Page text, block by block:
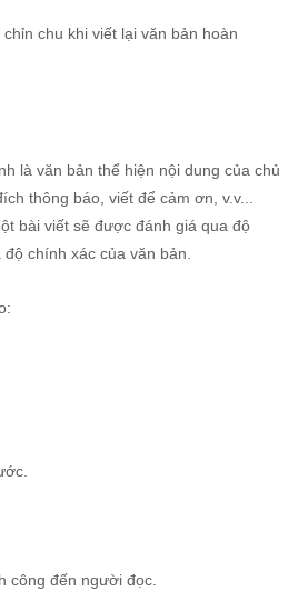
chu khi viết lại văn bản hoàn
là văn bản thể hiện nội dung của chủ
thông báo, viết để cảm ơn, v.v...
bài viết sẽ được đánh giá qua độ
chính xác của văn bản.
công đến người đọc.